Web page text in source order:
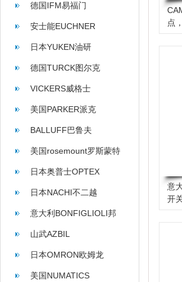
德国IFM易福门
安士能EUCHNER
日本YUKEN油研
德国TURCK图尔克
VICKERS威格士
美国PARKER派克
BALLUFF巴鲁夫
美国rosemount罗斯蒙特
日本奥普士OPTEX
日本NACHI不二越
意大利BONFIGLIOLI邦
飞利
山武AZBIL
日本OMRON欧姆龙
美国NUMATICS
点
意
开